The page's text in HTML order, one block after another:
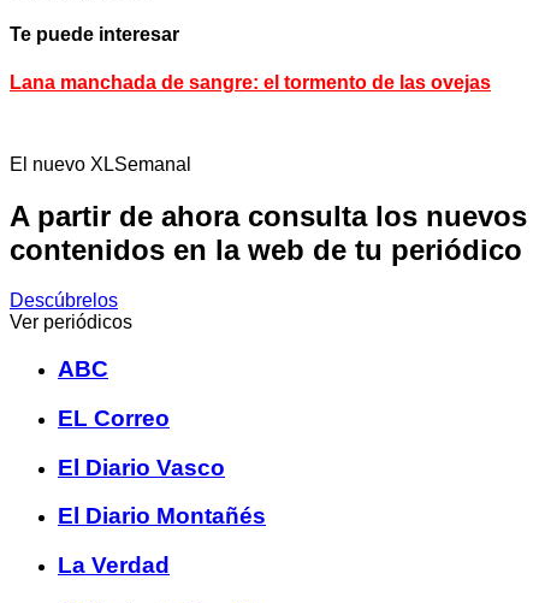
Te puede interesar
Lana manchada de sangre: el tormento de las ovejas
El nuevo XLSemanal
A partir de ahora consulta los nuevos
contenidos en la web de tu periódico
Descúbrelos
Ver periódicos
ABC
EL Correo
El Diario Vasco
El Diario Montañés
La Verdad